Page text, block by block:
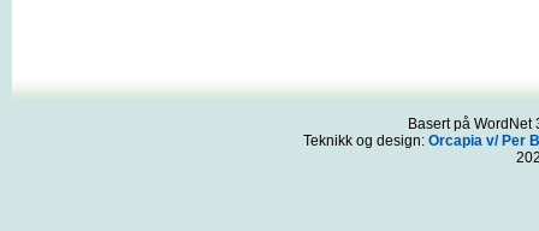
Basert på
Teknikk og design: Orcapia v/ Per